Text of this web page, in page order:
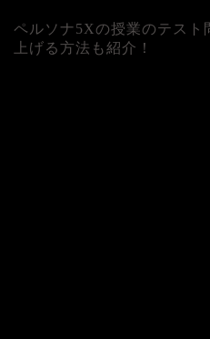
ペルソナ5Xの授業のテスト
上げる方法も紹介！